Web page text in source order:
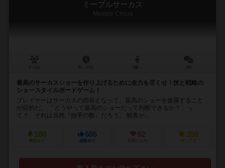
ミープルサーカス
Meeple Circus
最高のサーカスショーを作り上げるために全力を尽くせ！技と戦略の
ショースタイルボードゲーム！
プレイヤーはサーカスの団長となって、最高のショーを披露すること
が目的だ。 「どうやって最高のショーだって判断できるか？」っ
て？ それは当然『拍手の数』だろう。 観客が...
180
興味あり
605
経験あり
92
お気に入り
359
持ってる